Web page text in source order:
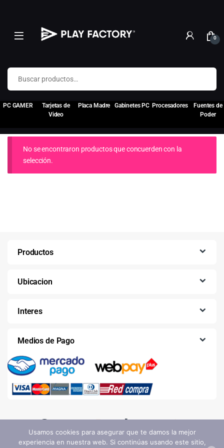
0
Buscar por:
PC GAMER
Tarjetas de
Video
Placa Madre Gabinetes PC Procesadores
Fuentes de
Poder
No se encontraron productos que concuerden con la
selección.
Productos
Ubicacion
Interes
Medios de Pago
Usamos cookies para asegurar que te damos la mejor
experiencia en nuestra web. Si continúas usando este sitio,